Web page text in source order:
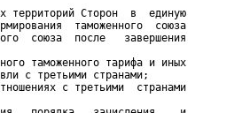
территорий Сторон  в  единую
таможенного  союза
союза  после   завершения
таможенного тарифа и иных
с третьими странами;
с третьими  странами